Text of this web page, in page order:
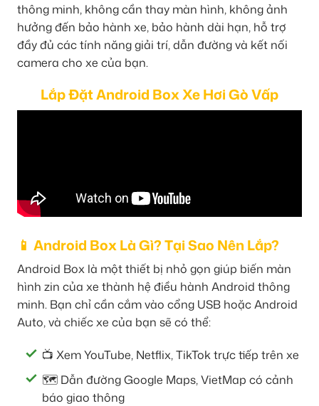
thông minh, không cần thay màn hình, không ảnh
hưởng đến bảo hành xe, bảo hành dài hạn, hỗ trợ
đầy đủ các tính năng giải trí, dẫn đường và kết nối
camera cho xe của bạn.
Lắp Đặt Android Box Xe Hơi Gò Vấp
📱 Android Box Là Gì? Tại Sao Nên Lắp?
Android Box là một thiết bị nhỏ gọn giúp biến màn
hình zin của xe thành hệ điều hành Android thông
minh. Bạn chỉ cần cắm vào cổng USB hoặc Android
Auto, và chiếc xe của bạn sẽ có thể:
📺 Xem YouTube, Netflix, TikTok trực tiếp trên xe
🗺️ Dẫn đường Google Maps, VietMap có cảnh
báo giao thông